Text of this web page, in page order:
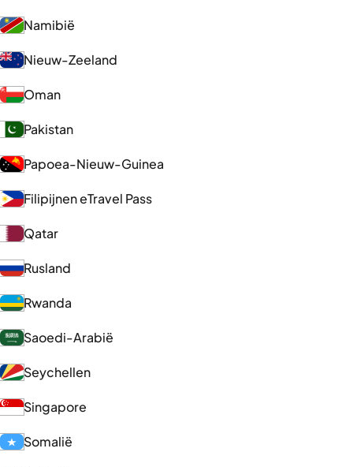
Namibië
Nieuw-Zeeland
Oman
Pakistan
Papoea-Nieuw-Guinea
Filipijnen eTravel Pass
Qatar
Rusland
Rwanda
Saoedi-Arabië
Seychellen
Singapore
Somalië